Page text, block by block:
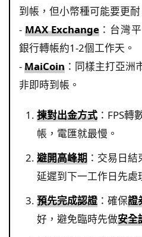
到帳，但小幣種可能要更耐
- MAX Exchange：台灣
銀行轉帳約1-2個工作天。
-MaiCoin ：同樣主打亞洲
非即時到帳。
揀對出金方式 ：FPS
帳，電匯就最慢。
避開高峰期 ：交易日
延遲到下一工作日先處
預先完成認證 ：確保證
好，避免臨時先做安全